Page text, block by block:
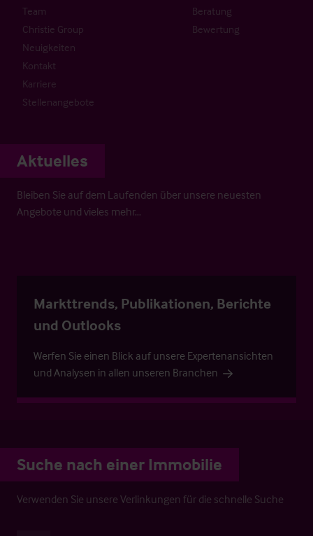
Team
Christie Group
Neuigkeiten
Kontakt
Karriere
Stellenangebote
Beratung
Bewertung
Aktuelles
Bleiben Sie auf dem Laufenden über unsere neuesten
Angebote und vieles mehr…
Markttrends, Publikationen, Berichte
und Outlooks
Werfen Sie einen Blick auf unsere Expertenansichten
und Analysen in allen unseren Branchen
Suche nach einer Immobilie
Verwenden Sie unsere Verlinkungen für die schnelle Suche